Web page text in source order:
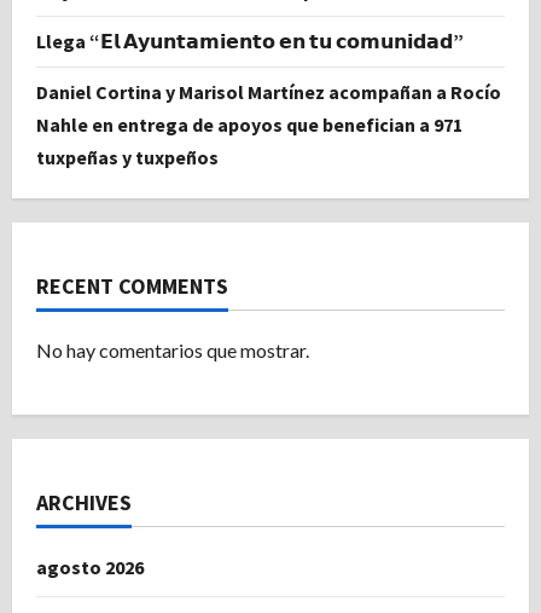
Llega “𝗘𝗹 𝗔𝘆𝘂𝗻𝘁𝗮𝗺𝗶𝗲𝗻𝘁𝗼 𝗲𝗻 𝘁𝘂 𝗰𝗼𝗺𝘂𝗻𝗶𝗱𝗮𝗱”
Daniel Cortina y Marisol Martínez acompañan a Rocío
Nahle en entrega de apoyos que benefician a 971
tuxpeñas y tuxpeños
RECENT COMMENTS
No hay comentarios que mostrar.
ARCHIVES
agosto 2026